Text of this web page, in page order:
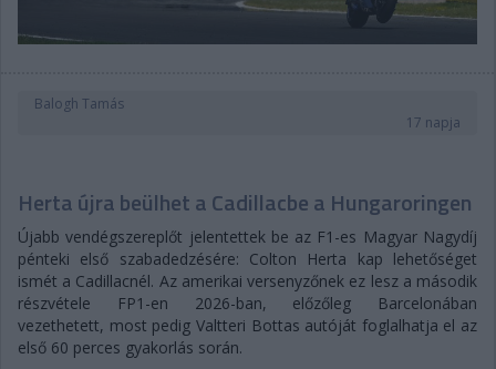
Balogh Tamás
17 napja
Herta újra beülhet a Cadillacbe a Hungaroringen
Újabb vendégszereplőt jelentettek be az F1-es Magyar Nagydíj
pénteki első szabadedzésére: Colton Herta kap lehetőséget
ismét a Cadillacnél. Az amerikai versenyzőnek ez lesz a második
részvétele FP1-en 2026-ban, előzőleg Barcelonában
vezethetett, most pedig Valtteri Bottas autóját foglalhatja el az
első 60 perces gyakorlás során.